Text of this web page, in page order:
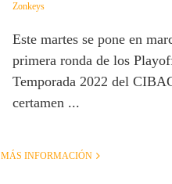
Zonkeys
Este martes se pone en
primera ronda de los
Temporada 2022 del
certamen ...
MÁS INFORMACIÓN